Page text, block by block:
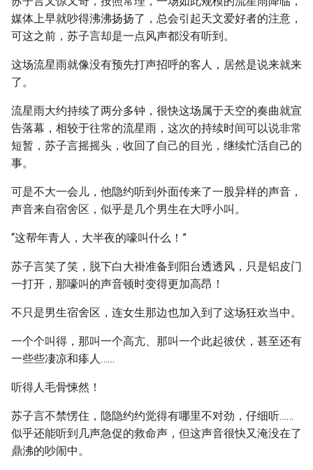
媒体上早就吵得沸沸扬扬了，总会引起天文爱好者的注意，
可这之前，苏子言却是一点风声都没有听到。
这场流星雨就像没有预先打声招呼的客人，居然是说来就来
了。
流星雨大约持续了两分多钟，很快这场属于天空的奏曲就宣
告落幕，相较于往常的流星雨，这次的持续时间可以说非常
短暂，苏子言摇摇头，收回了自己的目光，继续忙活自己的
事。
可是不大一会儿，他隐约听到外面传来了一股异样的声音，
声音来自宿舍区，似乎是几个男生在大呼小叫。
“这帮年青人，大半夜的嚎叫什么！”
苏子言笑了笑，脱下白大褂准备到阳台透透风，只是铝皮门
一打开，那嚎叫的声音顿时变得更加高昂！
不只是男生宿舍区，连女生那边也加入到了这场狂欢当中。
一个个叫得，那叫一个高亢、那叫一个此起彼伏，甚至还有
一些些凄凉和瘆人……
听得人毛骨悚然！
苏子言不禁愣住，隐隐约约觉得有哪里不对劲，仔细听……
似乎还能听到几声急促的救命声，但这声音很快又淹没在了
鼎沸的吵闹中。